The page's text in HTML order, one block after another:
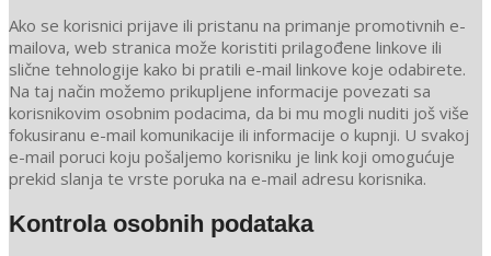
Ako se korisnici prijave ili pristanu na primanje promotivnih e-
mailova, web stranica može koristiti prilagođene linkove ili
slične tehnologije kako bi pratili e-mail linkove koje odabirete.
Na taj način možemo prikupljene informacije povezati sa
korisnikovim osobnim podacima, da bi mu mogli nuditi još više
fokusiranu e-mail komunikacije ili informacije o kupnji. U svakoj
e-mail poruci koju pošaljemo korisniku je link koji omogućuje
prekid slanja te vrste poruka na e-mail adresu korisnika.
Kontrola osobnih podataka